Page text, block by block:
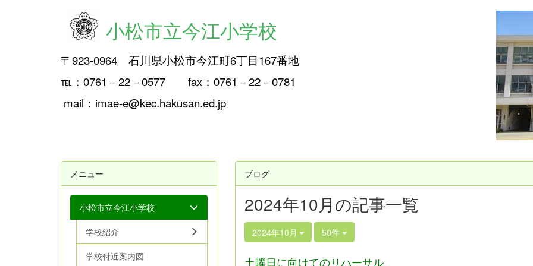
小松市立今江小学校
〒923-0964 石川県小松市今江町6丁目167番地
℡：0761－22－0577 fax：0761－22－0781
mail：imae-e@kec.hakusan.ed.jp
ブログ
2024年10月の記事一覧
2024年10月 50件
土曜日に向けてのリハーサル
メニュー
小松市立今江小学校
学校紹介
学校付近案内図